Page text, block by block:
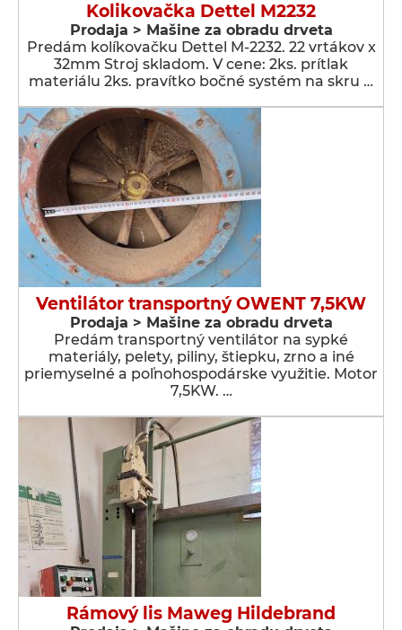
Kolikovačka Dettel M2232
Prodaja > Мašine za obradu drveta
Predám kolíkovačku Dettel M-2232. 22 vrtákov x
32mm Stroj skladom. V cene: 2ks. prítlak
materiálu 2ks. pravítko bočné systém na skru …
Ventilátor transportný OWENT 7,5KW
Prodaja > Мašine za obradu drveta
Predám transportný ventilátor na sypké
materiály, pelety, piliny, štiepku, zrno a iné
priemyselné a poľnohospodárske využitie. Motor
7,5KW. …
Rámový lis Maweg Hildebrand